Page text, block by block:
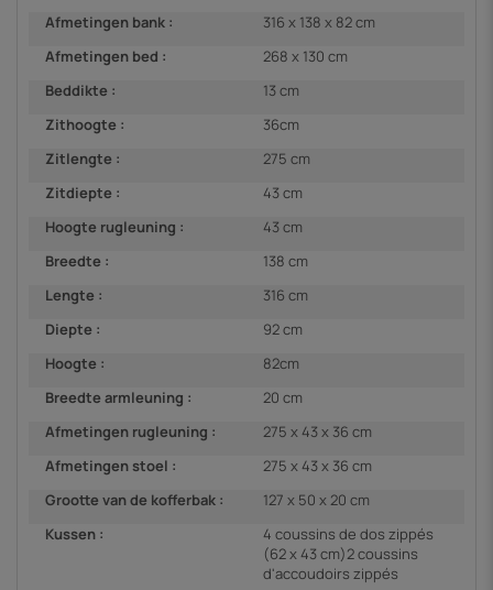
Afmetingen bank :
316 x 138 x 82 cm
Afmetingen bed :
268 x 130 cm
Beddikte :
13 cm
Zithoogte :
36cm
Zitlengte :
275 cm
Zitdiepte :
43 cm
Hoogte rugleuning :
43 cm
Breedte :
138 cm
Lengte :
316 cm
Diepte :
92 cm
Hoogte :
82cm
Breedte armleuning :
20 cm
Afmetingen rugleuning :
275 x 43 x 36 cm
Afmetingen stoel :
275 x 43 x 36 cm
Grootte van de kofferbak :
127 x 50 x 20 cm
Kussen :
4 coussins de dos zippés
(62 x 43 cm)2 coussins
d'accoudoirs zippés